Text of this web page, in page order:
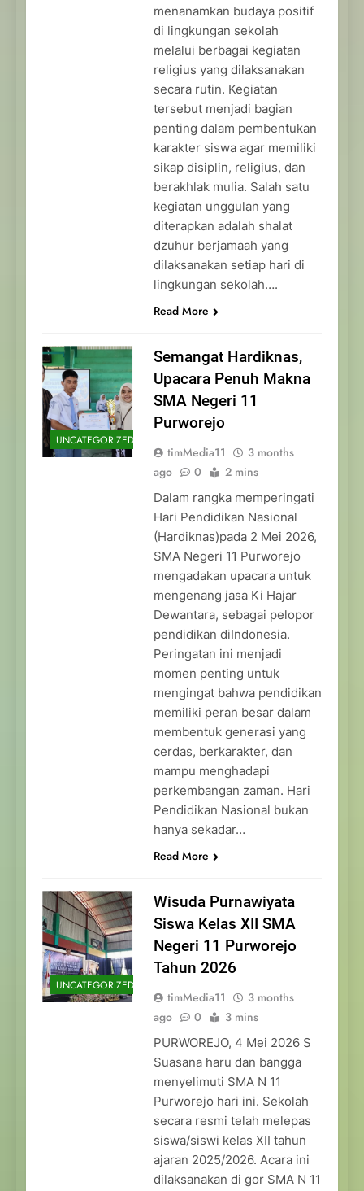
menanamkan budaya positif
di lingkungan sekolah
melalui berbagai kegiatan
religius yang dilaksanakan
secara rutin. Kegiatan
tersebut menjadi bagian
penting dalam pembentukan
karakter siswa agar memiliki
sikap disiplin, religius, dan
berakhlak mulia. Salah satu
kegiatan unggulan yang
diterapkan adalah shalat
dzuhur berjamaah yang
dilaksanakan setiap hari di
lingkungan sekolah….
Read More
UNCATEGORIZED
Semangat Hardiknas,
Upacara Penuh Makna
SMA Negeri 11
Purworejo
timMedia11
3 months
ago
0 2 mins
Dalam rangka memperingati
Hari Pendidikan Nasional
(Hardiknas)pada 2 Mei 2026,
SMA Negeri 11 Purworejo
mengadakan upacara untuk
mengenang jasa Ki Hajar
Dewantara, sebagai pelopor
pendidikan diIndonesia.
Peringatan ini menjadi
momen penting untuk
mengingat bahwa pendidikan
memiliki peran besar dalam
membentuk generasi yang
cerdas, berkarakter, dan
mampu menghadapi
perkembangan zaman. Hari
Pendidikan Nasional bukan
hanya sekadar…
Read More
UNCATEGORIZED
Wisuda Purnawiyata
Siswa Kelas XII SMA
Negeri 11 Purworejo
Tahun 2026
timMedia11
3 months
ago
0 3 mins
PURWOREJO, 4 Mei 2026 S
Suasana haru dan bangga
menyelimuti SMA N 11
Purworejo hari ini. Sekolah
secara resmi telah melepas
siswa/siswi kelas XII tahun
ajaran 2025/2026. Acara ini
dilaksanakan di gor SMA N 11